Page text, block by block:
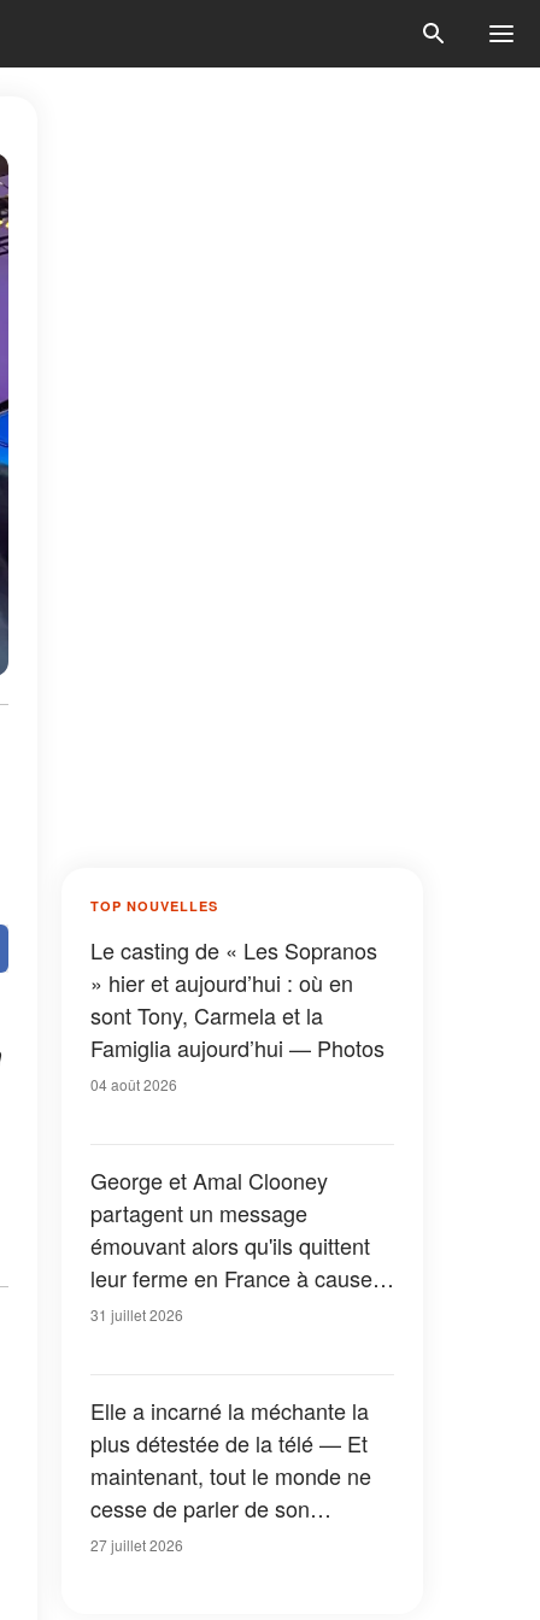
TOP NOUVELLES
Le casting de « Les Sopranos
» hier et aujourd’hui : où en
sont Tony, Carmela et la
Famiglia aujourd’hui — Photos
04 août 2026
George et Amal Clooney
partagent un message
émouvant alors qu'ils quittent
leur ferme en France à cause
des feux de forêt — Tous les
31 juillet 2026
Elle a incarné la méchante la
plus détestée de la télé — Et
maintenant, tout le monde ne
cesse de parler de son
apparition dans la nouvelle
27 juillet 2026